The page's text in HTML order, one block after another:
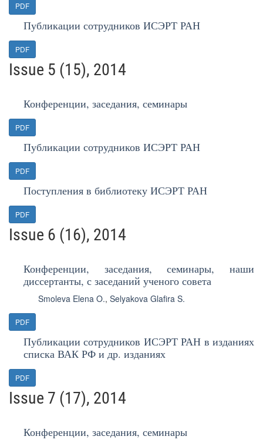
PDF
Публикации сотрудников ИСЭРТ РАН
PDF
Issue 5 (15), 2014
Конференции, заседания, семинары
PDF
Публикации сотрудников ИСЭРТ РАН
PDF
Поступления в библиотеку ИСЭРТ РАН
PDF
Issue 6 (16), 2014
Конференции, заседания, семинары, наши
диссертанты, с заседаний ученого совета
Smoleva Elena O., Selyakova Glafira S.
PDF
Публикации сотрудников ИСЭРТ РАН в изданиях
списка ВАК РФ и др. изданиях
PDF
Issue 7 (17), 2014
Конференции, заседания, семинары